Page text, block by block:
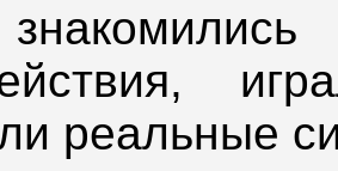
реальные